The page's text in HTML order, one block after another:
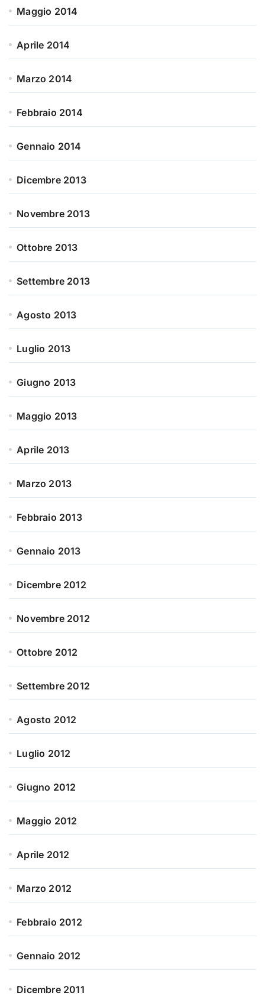
Maggio 2014
Aprile 2014
Marzo 2014
Febbraio 2014
Gennaio 2014
Dicembre 2013
Novembre 2013
Ottobre 2013
Settembre 2013
Agosto 2013
Luglio 2013
Giugno 2013
Maggio 2013
Aprile 2013
Marzo 2013
Febbraio 2013
Gennaio 2013
Dicembre 2012
Novembre 2012
Ottobre 2012
Settembre 2012
Agosto 2012
Luglio 2012
Giugno 2012
Maggio 2012
Aprile 2012
Marzo 2012
Febbraio 2012
Gennaio 2012
Dicembre 2011